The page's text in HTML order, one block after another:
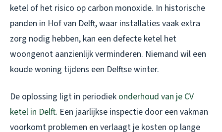
ketel of het risico op carbon monoxide. In historische
panden in Hof van Delft, waar installaties vaak extra
zorg nodig hebben, kan een defecte ketel het
woongenot aanzienlijk verminderen. Niemand wil een
koude woning tijdens een Delftse winter.
De oplossing ligt in periodiek onderhoud van je CV
ketel in Delft. Een jaarlijkse inspectie door een vakman
voorkomt problemen en verlaagt je kosten op lange